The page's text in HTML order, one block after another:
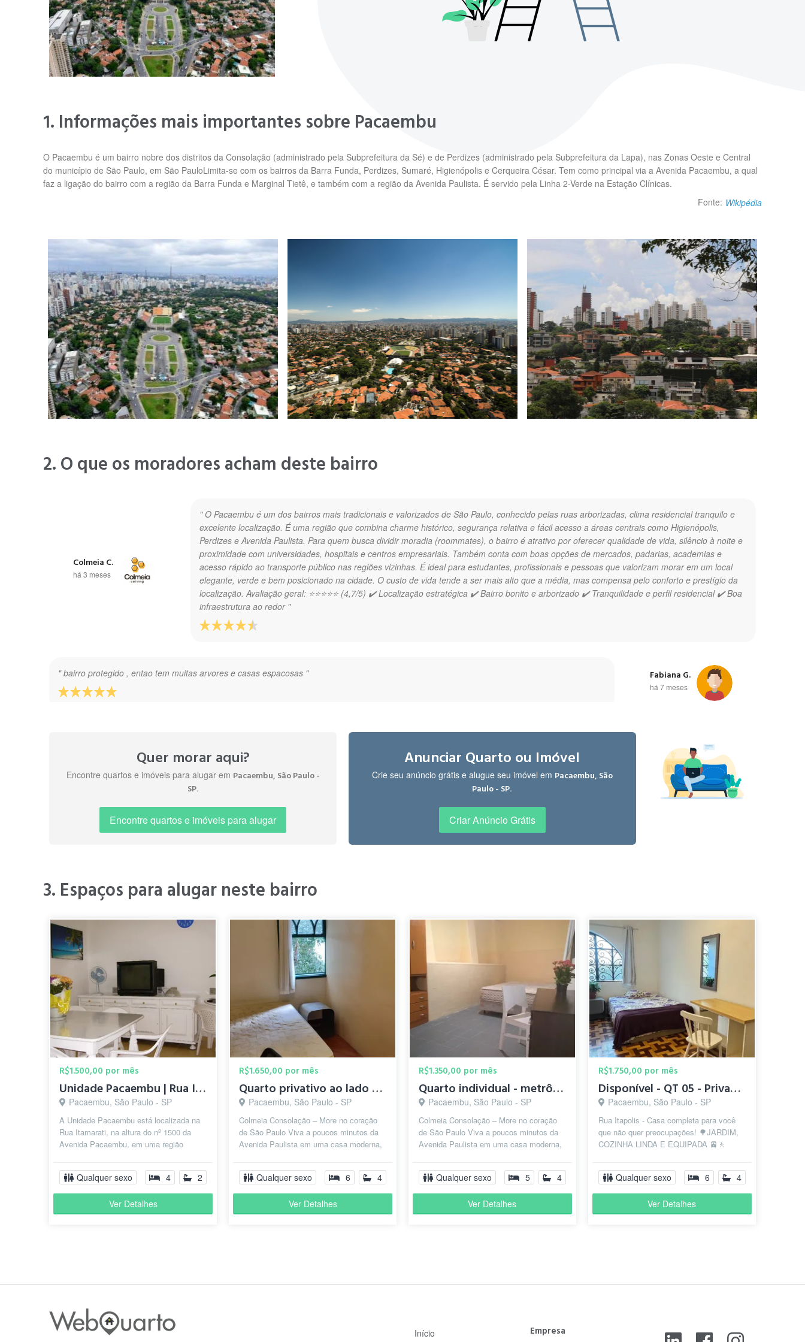
1. Informações mais importantes sobre Pacaembu
O Pacaembu é um bairro nobre dos distritos da Consolação (administrado pela Subprefeitura da Sé) e de Perdizes (administrado pela Subprefeitura da Lapa), nas Zonas Oeste e Central
do município de São Paulo, em São PauloLimita-se com os bairros da Barra Funda, Perdizes, Sumaré, Higienópolis e Cerqueira César. Tem como principal via a Avenida Pacaembu, a qual
faz a ligação do bairro com a região da Barra Funda e Marginal Tietê, e também com a região da Avenida Paulista. É servido pela Linha 2-Verde na Estação Clínicas.
Fonte: Wikipédia
2. O que os moradores acham deste bairro
" O Pacaembu é um dos bairros mais tradicionais e valorizados de São Paulo, conhecido pelas ruas arborizadas, clima residencial tranquilo e
excelente localização. É uma região que combina charme histórico, segurança relativa e fácil acesso a áreas centrais como Higienópolis,
Perdizes e Avenida Paulista. Para quem busca dividir moradia (roommates), o bairro é atrativo por oferecer qualidade de vida, silêncio à noite e
proximidade com universidades, hospitais e centros empresariais. Também conta com boas opções de mercados, padarias, academias e
acesso rápido ao transporte público nas regiões vizinhas. É ideal para estudantes, profissionais e pessoas que valorizam morar em um local
elegante, verde e bem posicionado na cidade. O custo de vida tende a ser mais alto que a média, mas compensa pelo conforto e prestígio da
localização. Avaliação geral: ⭐⭐⭐⭐⭐ (4,7/5) ✔️ Localização estratégica ✔️ Bairro bonito e arborizado ✔️ Tranquilidade e perfil residencial ✔️ Boa
infraestrutura ao redor "
Colmeia C.
há 3 meses
" bairro protegido , entao tem muitas arvores e casas espacosas " Fabiana G.
há 7 meses
" Perto da Avenida Paulista e Hospital das Clínicas (10 min a pé), o bairro do Pacaembu onde fica esta casa é Zona 1 estritamente residencial,
com silêncio e ao mesmo tempo com rápido acesso aos principais meios de transporte em São Paulo. Com 35 minutos de caminhada você
pode chegar a 7 Shopping Centers, próximo à Avenida Sumaré, Allianz Park, Estádio do Pacaembu. Vale a pena conhecer o centro esportivo
Muitas árvores e natureza, Um privilégio para moradia / home office. Em 40 minutos de caminhada tem 7 shopping centers. Academia e piscina
olímpica muito (gratuitas) bem frequentada no Estádio do Pacaembu (7 min a é). Avenida Sumaré é ótima para manter a forma. "
Karlayla V.
há 5 anos
" O bairro do Pacaembú é bem arborizado, ruas tranquilas e seguras. " Mario S.
há 5 anos
Quer morar aqui?
Encontre quartos e imóveis para alugar em Pacaembu, São Paulo -
SP.
Encontre quartos e imóveis para alugar
Anunciar Quarto ou Imóvel
Crie seu anúncio grátis e alugue seu imóvel em Pacaembu, São
Paulo - SP.
Criar Anúncio Grátis
3. Espaços para alugar neste bairro
R$1.500,00 por mês
Unidade Pacaembu | Rua Itamarati da Av. Pacaembu
Pacaembu, São Paulo - SP
A Unidade Pacaembu está localizada na
Rua Itamarati, na altura do nº 1500 da
Avenida Pacaembu, em uma região
Paulo....
Qualquer sexo 4 2
Ver Detalhes
R$1.650,00 por mês
Quarto privativo ao lado de faculdades - metrô paulista
Pacaembu, São Paulo - SP
Colmeia Consolação – More no coração
de São Paulo Viva a poucos minutos da
Avenida Paulista em uma casa moderna,
Qualquer sexo 6 4
Ver Detalhes
R$1.350,00 por mês
Quarto individual - metrô paulista
Pacaembu, São Paulo - SP
Colmeia Consolação – More no coração
de São Paulo Viva a poucos minutos da
Avenida Paulista em uma casa moderna,
Qualquer sexo 5 4
Ver Detalhes
R$1.750,00 por mês
Disponível - QT 05 - Privativo - Colmeia Consolação
Pacaembu, São Paulo - SP
Rua Itapolis - Casa completa para você
que não quer preocupações! 🌳JARDIM,
COZINHA LINDA E EQUIPADA 🚈🚶
minutos até a es...
Qualquer sexo 6 4
Ver Detalhes
Início
Empresa